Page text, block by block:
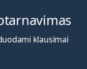
klausimai